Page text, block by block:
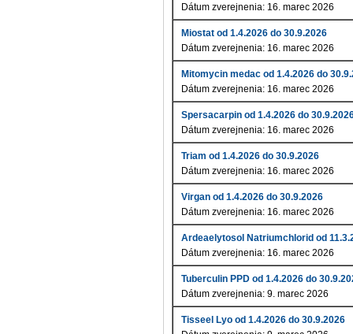
Dátum zverejnenia: 16. marec 2026
Miostat od 1.4.2026 do 30.9.2026
Dátum zverejnenia: 16. marec 2026
Mitomycin medac od 1.4.2026 do
Dátum zverejnenia: 16. marec 2026
Spersacarpin od 1.4.2026 do
Dátum zverejnenia: 16. marec 2026
Triam od 1.4.2026 do 30.9.2026
Dátum zverejnenia: 16. marec 2026
Virgan od 1.4.2026 do 30.9.2026
Dátum zverejnenia: 16. marec 2026
Ardeaelytosol Natriumchlorid od
Dátum zverejnenia: 16. marec 2026
Tuberculin PPD od 1.4.2026 do
Dátum zverejnenia: 9. marec 2026
Tisseel Lyo od 1.4.2026 do 30.9.2026